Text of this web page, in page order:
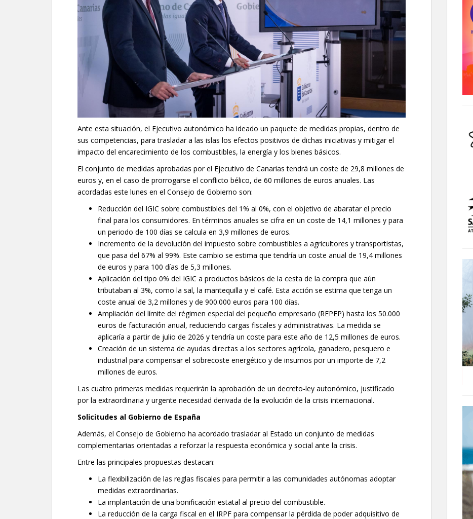
Ante esta situación, el Ejecutivo autonómico ha ideado un paquete de medidas propias, dentro de
sus competencias, para trasladar a las islas los efectos positivos de dichas iniciativas y mitigar el
impacto del encarecimiento de los combustibles, la energía y los bienes básicos.
El conjunto de medidas aprobadas por el Ejecutivo de Canarias tendrá un coste de 29,8 millones de
euros y, en el caso de prorrogarse el conflicto bélico, de 60 millones de euros anuales. Las
acordadas este lunes en el Consejo de Gobierno son:
Reducción del IGIC sobre combustibles del 1% al 0%, con el objetivo de abaratar el precio
final para los consumidores. En términos anuales se cifra en un coste de 14,1 millones y para
un periodo de 100 días se calcula en 3,9 millones de euros.
Incremento de la devolución del impuesto sobre combustibles a agricultores y transportistas,
que pasa del 67% al 99%. Este cambio se estima que tendría un coste anual de 19,4 millones
de euros y para 100 días de 5,3 millones.
Aplicación del tipo 0% del IGIC a productos básicos de la cesta de la compra que aún
tributaban al 3%, como la sal, la mantequilla y el café. Esta acción se estima que tenga un
coste anual de 3,2 millones y de 900.000 euros para 100 días.
Ampliación del límite del régimen especial del pequeño empresario (REPEP) hasta los 50.000
euros de facturación anual, reduciendo cargas fiscales y administrativas. La medida se
aplicaría a partir de julio de 2026 y tendría un coste para este año de 12,5 millones de euros.
Creación de un sistema de ayudas directas a los sectores agrícola, ganadero, pesquero e
industrial para compensar el sobrecoste energético y de insumos por un importe de 7,2
millones de euros.
Las cuatro primeras medidas requerirán la aprobación de un decreto-ley autonómico, justificado
por la extraordinaria y urgente necesidad derivada de la evolución de la crisis internacional.
Solicitudes al Gobierno de España
Además, el Consejo de Gobierno ha acordado trasladar al Estado un conjunto de medidas
complementarias orientadas a reforzar la respuesta económica y social ante la crisis.
Entre las principales propuestas destacan:
La flexibilización de las reglas fiscales para permitir a las comunidades autónomas adoptar
medidas extraordinarias.
La implantación de una bonificación estatal al precio del combustible.
La reducción de la carga fiscal en el IRPF para compensar la pérdida de poder adquisitivo de